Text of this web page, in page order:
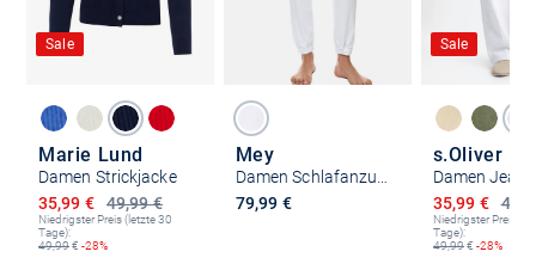
Sale
Marie Lund
Damen Strickjacke
49,99 €
Ermäßigter Preis
35,99 €
Niedrigster Preis (letzte 30
Tage):
49,99€ -28%
Mey
79,99 €
Sale
s.Oliver
Damen
Ermäßigter
35,99 €
Niedrigster Preis
Tage):
49,99€ -28%